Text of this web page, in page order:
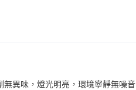
異味，燈光明亮，環境寧靜無噪音